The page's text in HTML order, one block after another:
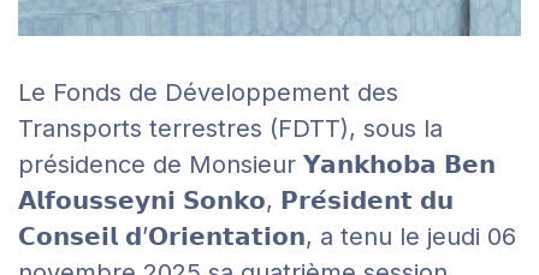
Le Fonds de Développement des
Transports terrestres (FDTT), sous la
présidence de Monsieur 𝗬𝗮𝗻𝗸𝗵𝗼𝗯𝗮 𝗕𝗲𝗻
𝗔𝗹𝗳𝗼𝘂𝘀𝘀𝗲𝘆𝗻𝗶 𝗦𝗼𝗻𝗸𝗼, 𝗣𝗿𝗲́𝘀𝗶𝗱𝗲𝗻𝘁 𝗱𝘂
𝗖𝗼𝗻𝘀𝗲𝗶𝗹 𝗱’𝗢𝗿𝗶𝗲𝗻𝘁𝗮𝘁𝗶𝗼𝗻, a tenu le jeudi 06